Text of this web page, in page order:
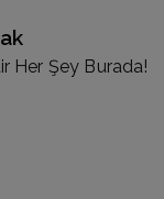
Her Şey Burada!